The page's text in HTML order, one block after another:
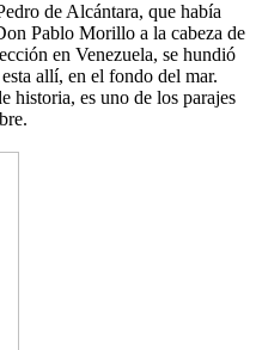
de Alcántara, que había
Pablo Morillo a la cabeza de
en Venezuela, se hundió
allí, en el fondo del mar.
historia, es uno de los parajes